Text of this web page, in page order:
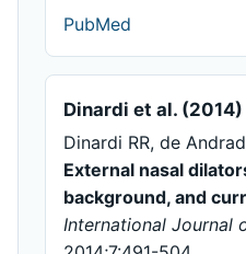
PubMed
Dinardi et al. (2014)
Dinardi RR, de
External nasal
background, and
International Journal